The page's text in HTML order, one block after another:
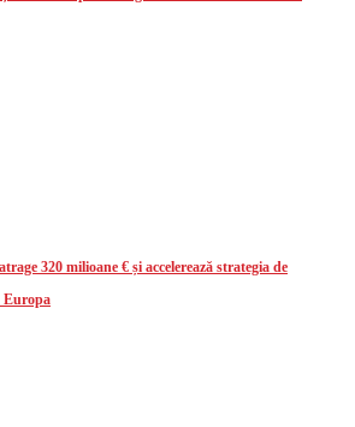
320 milioane € și accelerează strategia de
Europa